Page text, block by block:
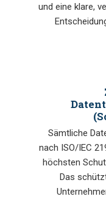
und eine klare,
Sämtliche
nach ISO/IEC
höchsten
Das